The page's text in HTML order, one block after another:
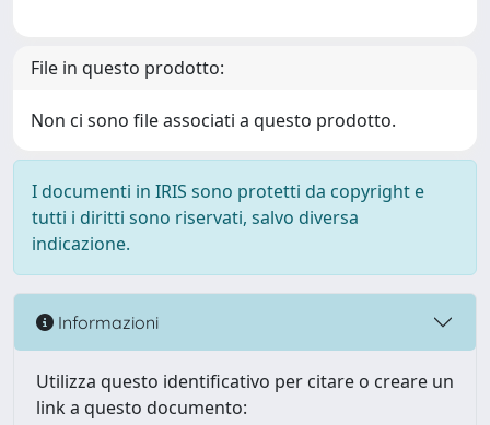
File in questo prodotto:
Non ci sono file associati a questo prodotto.
I documenti in IRIS sono protetti da copyright e
tutti i diritti sono riservati, salvo diversa
indicazione.
Informazioni
Utilizza questo identificativo per citare o creare un
link a questo documento: